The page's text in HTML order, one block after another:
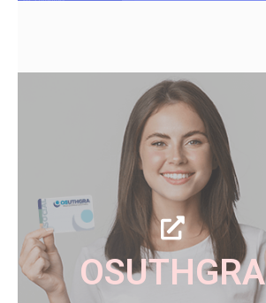
OSUTHGRA